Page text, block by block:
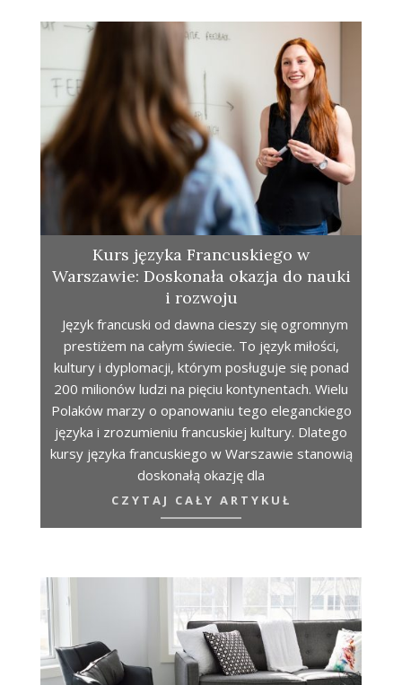
Kurs języka Francuskiego w
Warszawie: Doskonała okazja do nauki
i rozwoju
Język francuski od dawna cieszy się ogromnym
prestiżem na całym świecie. To język miłości,
kultury i dyplomacji, którym posługuje się ponad
200 milionów ludzi na pięciu kontynentach. Wielu
Polaków marzy o opanowaniu tego eleganckiego
języka i zrozumieniu francuskiej kultury. Dlatego
kursy języka francuskiego w Warszawie stanowią
doskonałą okazję dla
CZYTAJ CAŁY ARTYKUŁ